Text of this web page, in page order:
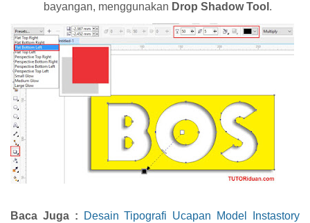
bayangan, menggunakan Drop Shadow Tool .
Baca Juga :
Desain Tipografi Ucapan Model Instastory